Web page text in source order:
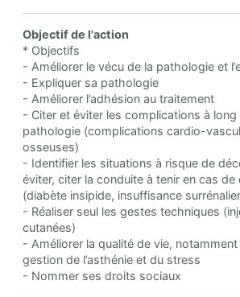
Objectif de l'action
* Objectifs
- Améliorer le vécu de la pathologie et
- Expliquer sa pathologie
- Améliorer l’adhésion au traitement
- Citer et éviter les complications à long
pathologie (complications cardio-
osseuses)
- Identifier les situations à risque de
éviter, citer la conduite à tenir en cas
(diabète insipide, insuffisance
- Réaliser seul les gestes techniques
cutanées)
- Améliorer la qualité de vie,
gestion de l’asthénie et du stress
- Nommer ses droits sociaux